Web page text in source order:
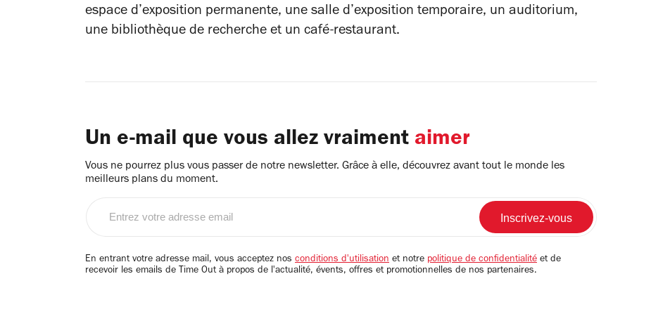
espace d’exposition permanente, une salle d’exposition temporaire, un auditorium,
une bibliothèque de recherche et un café-restaurant.
Un e-mail que vous allez vraiment aimer
Vous ne pourrez plus vous passer de notre newsletter. Grâce à elle, découvrez avant tout le monde les
meilleurs plans du moment.
email
En entrant votre adresse mail, vous acceptez nos conditions d'utilisation et notre politique de confidentialité et de
recevoir les emails de Time Out à propos de l'actualité, évents, offres et promotionnelles de nos partenaires.